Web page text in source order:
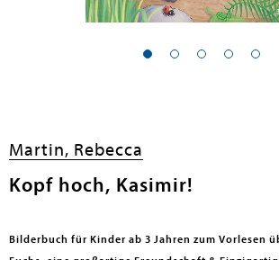
submenu
submenu
Martin, Rebecca
Kopf hoch, Kasimir!
Bilderbuch für Kinder ab 3 Jahren zum Vorlesen